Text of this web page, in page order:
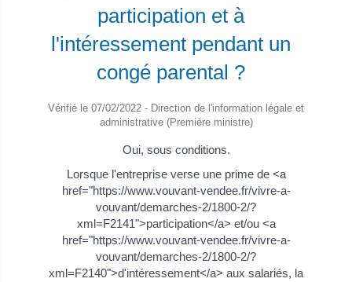
participation et à
l'intéressement pendant un
congé parental ?
Vérifié le 07/02/2022 - Direction de l'information légale et
administrative (Première ministre)
Oui, sous conditions.
Lorsque l'entreprise verse une prime de <a
href="https://www.vouvant-vendee.fr/vivre-a-
vouvant/demarches-2/1800-2/?
xml=F2141">participation</a> et/ou <a
href="https://www.vouvant-vendee.fr/vivre-a-
vouvant/demarches-2/1800-2/?
xml=F2140">d'intéressement</a> aux salariés, la